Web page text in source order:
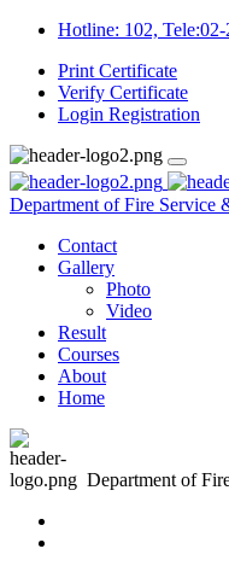
Hotline: 102,
Print Certificate
Verify Certificate
Login Registration
Department of Fire Service
Contact
Gallery
Photo
Video
Result
Courses
About
Home
Department of